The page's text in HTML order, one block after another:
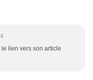
lien vers son article